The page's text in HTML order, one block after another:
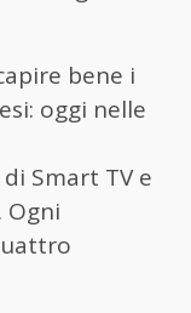
bene i
oggi nelle
Smart TV e
Ogni